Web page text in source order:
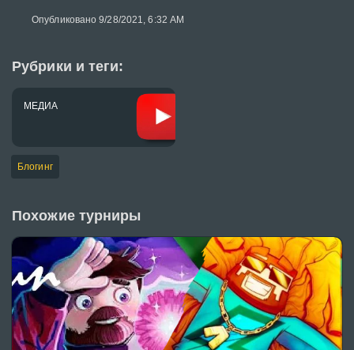
Опубликовано 9/28/2021, 6:32 AM
Рубрики и теги:
МЕДИА
Блогинг
Похожие турниры